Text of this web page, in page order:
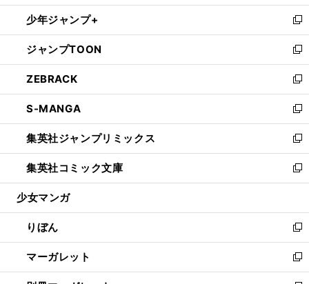
開
く
ウ
で
開
く
ン
ド
ウ
で
開
く
ウ
ィ
ン
ド
ウ
で
開
く
し
い
ウ
ィ
ン
ド
ウ
で
開
く
少年ジャンプ+
新
し
い
ウ
ィ
ン
ド
ウ
で
開
く
ジャンプTOON
新
し
い
ウ
ィ
ン
ド
ウ
で
開
ZEBRACK
新
し
い
ウ
ィ
ン
ド
ウ
開
く
S-MANGA
新
し
い
ウ
ィ
ン
ウ
で
開
く
集英社ジャンプリミックス
新
し
い
ウ
ン
ド
ウ
で
開
集英社コミック文庫
新
し
ウ
ィ
ン
ド
ウ
少女マンガ
りぼん
新
し
い
ウ
マーガレット
新
し